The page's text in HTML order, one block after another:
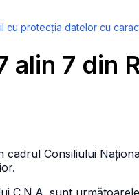
cu protecția datelor cu
alin 7 din
Consiliului
C.N.A. sunt